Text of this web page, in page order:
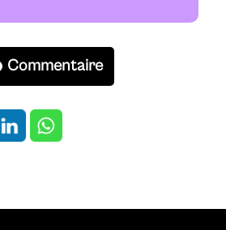
Commentaire